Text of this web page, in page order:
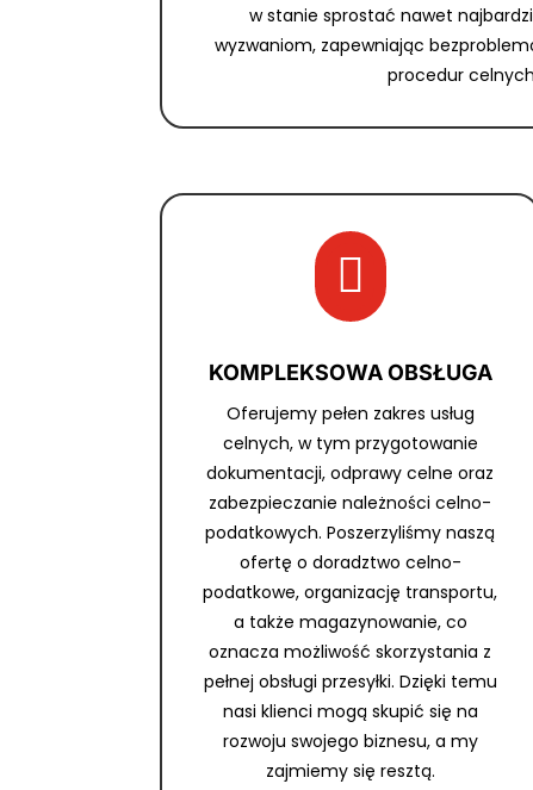
w stanie sprostać nawet
wyzwaniom, zapewniając
procedur

KOMPLEKSOWA OBSŁUGA
Oferujemy pełen zakres usług
celnych, w tym przygotowanie
dokumentacji, odprawy celne oraz
zabezpieczanie należności celno-
podatkowych. Poszerzyliśmy naszą
ofertę o doradztwo celno-
podatkowe, organizację transportu,
a także magazynowanie, co
oznacza możliwość skorzystania z
pełnej obsługi przesyłki. Dzięki temu
nasi klienci mogą skupić się na
rozwoju swojego biznesu, a my
zajmiemy się resztą.